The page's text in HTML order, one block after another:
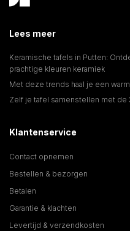
Lees meer
Keramische tafels in Putten:
prachtige kleuren keramiek
Met deze trends haal je een
Zelf je tafel samenstellen met de
Klantenservice
Contact opnemen
Bestellen & bezorgen
Betalen
Garantie & klachten
Levertijd & verzendkosten